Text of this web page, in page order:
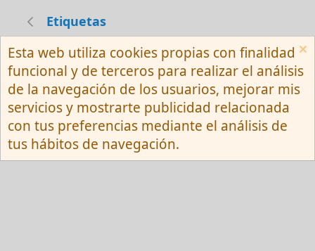
Etiquetas
Español (Neutro) Tu
Contactarnos
Términos y reglas
Privacy policy
Ayuda
R
S
S
Community platform by XenForo ® © 2010-
2026 XenForo Ltd.
Esta web utiliza cookies propias con finalidad
funcional y de terceros para realizar el análisis
de la navegación de los usuarios, mejorar mis
servicios y mostrarte publicidad relacionada
con tus preferencias mediante el análisis de
tus hábitos de navegación.